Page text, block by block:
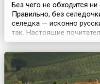
Без чего не обходится
Правильно, без
селедка — исконно
так. Настоящие
живут в Финляндии.
октября именно в
почитатели финского
ежегодную Ярмарку
кото...